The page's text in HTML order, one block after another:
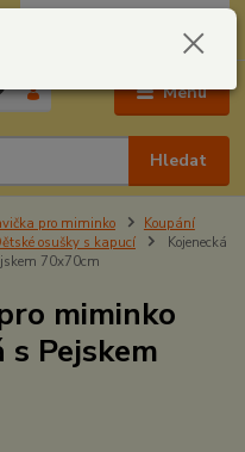
Menu
Hledat
0,00 Kč
pro miminko
Koupání
osušky s kapucí
Kojenecká
70x70cm
miminko
Pejskem